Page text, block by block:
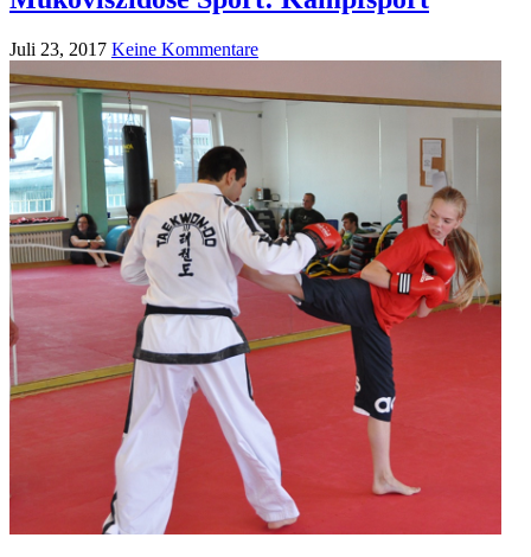
Juli 23, 2017 Keine Kommentare